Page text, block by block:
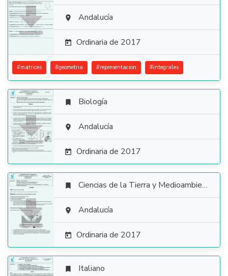
  Andalucía
 Ordinaria de 2017
#matrices #geometria #representacion #integrales

 Biología
 Andalucía
 Ordinaria de 2017

 Ciencias de la Tierra y Medioambientales
 Andalucía
 Ordinaria de 2017
 Italiano